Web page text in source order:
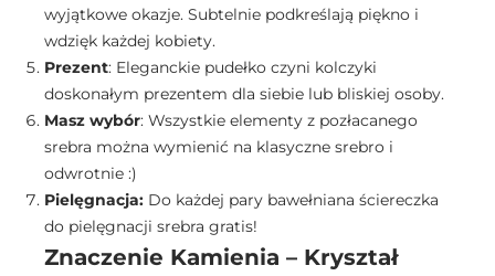
wyjątkowe okazje. Subtelnie podkreślają piękno i
wdzięk każdej kobiety.
Prezent: Eleganckie pudełko czyni kolczyki
doskonałym prezentem dla siebie lub bliskiej osoby.
Masz wybór: Wszystkie elementy z pozłacanego
srebra można wymienić na klasyczne srebro i
odwrotnie :)
Pielęgnacja: Do każdej pary bawełniana ściereczka
do pielęgnacji srebra gratis!
Znaczenie Kamienia – Kryształ